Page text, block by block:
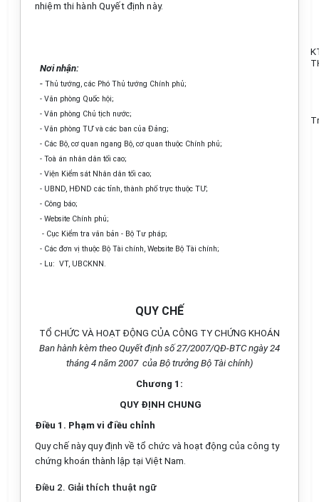
nhiệm thi hành Quyết định này.
Nơi nhận:
-Thủ tướng, các Phó Thủ tướng Chính phủ;
- Văn phòng Quốc hội;
- Văn phòng Chủ tịch nước;
- Văn phòng TƯ và các ban của Đảng;
- Các Bộ, cơ quan ngang Bộ, cơ quan thuộc Chính phủ;
- Toà án nhân dân tối cao;
- Viện Kiểm sát Nhân dân tối cao;
- UBND, HĐND các tỉnh, thành phố trực thuộc TƯ;
- Công báo;
- Website Chính phủ;
- Cục Kiểm tra văn bản - Bộ Tư pháp;
- Các đơn vị thuộc Bộ Tài chính, Website Bộ Tài chính;
- L­u: VT, UBCKNN.
QUY CHẾ
TỔ CHỨC VÀ HOẠT ĐỘNG CỦA CÔNG TY CHỨNG KHOÁN
Ban hành kèm theo Quyết định số 27/2007/QĐ-BTC ngày 24
tháng 4 năm 2007 của Bộ trưởng Bộ Tài chính)
Chương 1:
QUY ĐỊNH CHUNG
Điều 1. Phạm vi điều chỉnh
Quy chế này quy định về tổ chức và hoạt động của công ty
chứng khoán thành lập tại Việt Nam.
Điều 2. Giải thích thuật ngữ